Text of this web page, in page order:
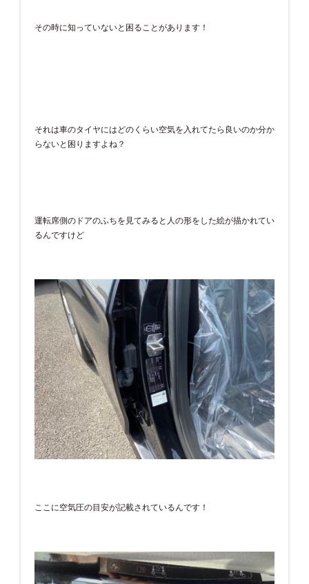
その時に知っていないと困ることがあります！
それは車のタイヤにはどのくらい空気を入れてたら良いのか分か
らないと困りますよね？
運転席側のドアのふちを見てみると人の形をした絵が描かれてい
るんですけど
ここに空気圧の目安が記載されているんです！